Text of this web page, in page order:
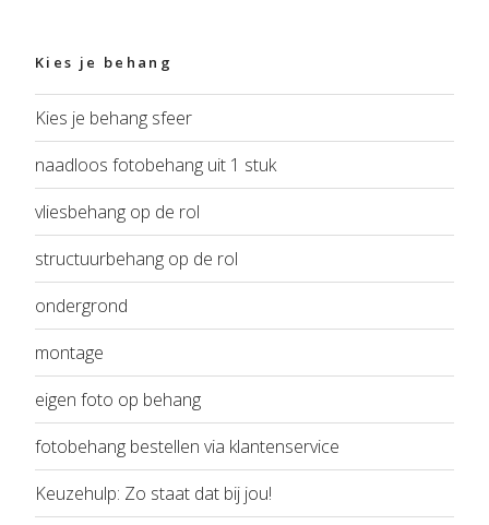
Kies je behang
Kies je behang sfeer
naadloos fotobehang uit 1 stuk
vliesbehang op de rol
structuurbehang op de rol
ondergrond
montage
eigen foto op behang
fotobehang bestellen via klantenservice
Keuzehulp: Zo staat dat bij jou!